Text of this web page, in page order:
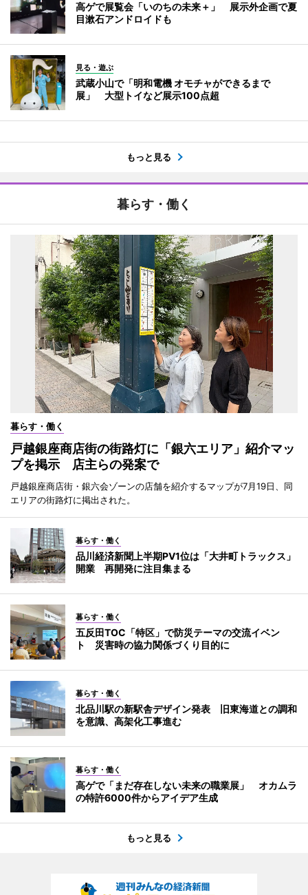
高ゲで展覧会「いのちの未来＋」 展示外企画で夏
目漱石アンドロイドも
見る・遊ぶ
武蔵小山で「明和電機 オモチャができるまで
展」 大型トイなど展示100点超
もっと見る
暮らす・働く
暮らす・働く
戸越銀座商店街の街路灯に「銀六エリア」紹介マッ
プを掲示 店主らの発案で
戸越銀座商店街・銀六会ゾーンの店舗を紹介するマップが7月19日、同
エリアの街路灯に掲出された。
暮らす・働く
品川経済新聞上半期PV1位は「大井町トラックス」
開業 再開発に注目集まる
暮らす・働く
五反田TOC「特区」で防災テーマの交流イベン
ト 災害時の協力関係づくり目的に
暮らす・働く
北品川駅の新駅舎デザイン発表 旧東海道との調和
を意識、高架化工事進む
暮らす・働く
高ゲで「まだ存在しない未来の職業展」 オカムラ
の特許6000件からアイデア生成
もっと見る